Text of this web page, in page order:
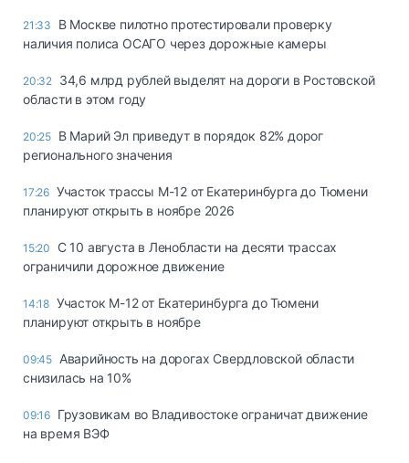
21:33
В Москве пилотно протестировали проверку
наличия полиса ОСАГО через дорожные камеры
20:32 34,6 млрд рублей выделят на дороги в Ростовской
области в этом году
20:25 В Марий Эл приведут в порядок 82% дорог
регионального значения
17:26 Участок трассы М-12 от Екатеринбурга до Тюмени
планируют открыть в ноябре 2026
15:20
С 10 августа в Ленобласти на десяти трассах
ограничили дорожное движение
14:18 Участок М-12 от Екатеринбурга до Тюмени
планируют открыть в ноябре
09:45 Аварийность на дорогах Свердловской области
снизилась на 10%
09:16 Грузовикам во Владивостоке ограничат движение
на время ВЭФ